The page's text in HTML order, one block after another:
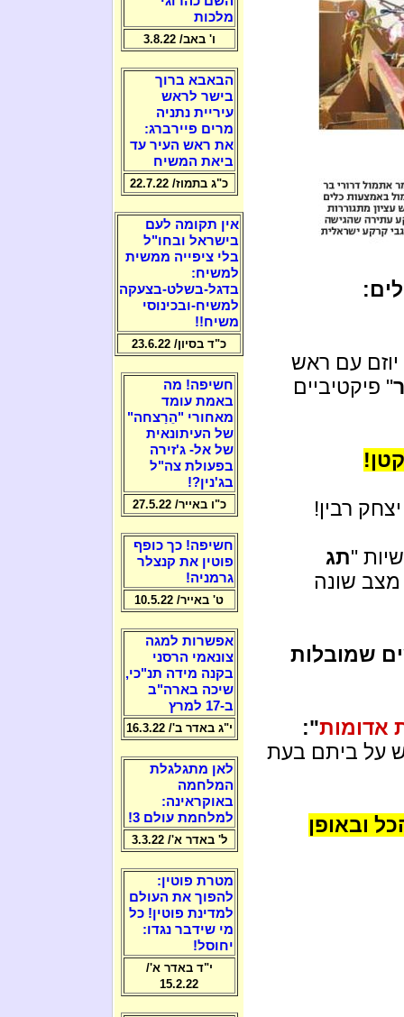
יוזם עם ראש
" פיקטיביים
רבין!
"תג
שונה
שמובלות
אדומות":
על ביתם בעת
ובאופן
מלכות
ו' באב/ 3.8.22
הבאבא ברוך
בישר לראש
עיריית נתניה
מרים פיירברג:
את ראש העיר עד
ביאת המשיח
כ"ג בתמוז/ 22.7.22
אין תקומה לעם
בישראל ובחו"ל
בלי ציפייה ממשית
למשיח:
בדגל-בשלט-בצעקה
למשיח-ובכינוסי
משיח!!
כ"ד בסיון/ 23.6.22
חשיפה! מה
באמת עומד
מאחורי "הֵרַצחה"
של העיתונאית
של אל- ג'זירה
בפעולת צה"ל
בג'נין?!
כ"ו באייר/ 27.5.22
חשיפה! כך כופף
פוטין את קנצלר
גרמניה!
ט' באייר/ 10.5.22
אפשרות למגה
צונאמי הרסני
בקנה מידה תנ"כי,
שיכה בארה"ב
ב-17 למרץ
י"ג באדר ב'/ 16.3.22
לאן מתגלגלת
המלחמה
באוקראינה:
למלחמת עולם 3!
ל' באדר א'/ 3.3.22
מטרת פוטין:
להפוך את העולם
למדינת פוטין! כל
מי שידבר נגדו:
יחוסל!
י"ד באדר א'/
15.2.22